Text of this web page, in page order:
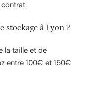
stockage à Lyon ?
la taille et de
entre 100€ et 150€